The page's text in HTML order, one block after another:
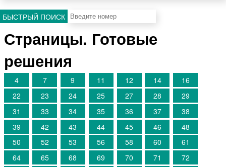
БЫСТРЫЙ ПОИСК
Страницы. Готовые
решения
4 7 9 11 12 14
16
22
23 24 25 27 28
29
31
33 34 35 36 37
38
39
42 43 44 45 46
48
50
52 53 56 58 60
61
64
65 68 69 70 71
72